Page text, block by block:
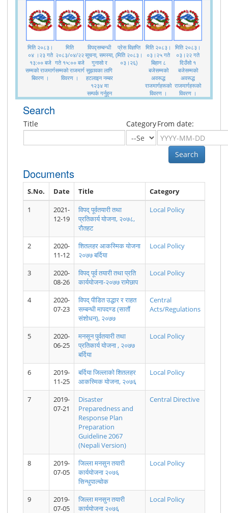
मिति २०८३।
०४ ।२३ गते
१३:०० बजे
सम्मको राजमार्ग
बिवरण ।
मिति
२०८३/०४/२२
गते १५:०० बजे
सम्मको राजमार्ग
विवरण ।
विपद्सम्बन्धी
सूचना, समस्या,
गुनासो र
सुझावका लागि
हटलाइन नम्बर
१२३४ मा
सम्पर्क गर्नुहुन
अनुरोध।
प्रेस विज्ञप्ति
(मिति २०८३।
०३।२६)
मिति २०८३।
०३।२५ गते
बिहान ८
बजेसम्मको
अवरूद्ध
राजमार्गहरूको
विवरण ।
मिति २०८३।
०३।२२ गते
दिउँसो १
बजेसम्मको
अवरूद्ध
राजमार्गहरूको
विवरण ।
प्रतिवेदन -
२०८०
जाजरकोट
केन्द्रविन्दु गरि
गएको भूकम्पको
अद्यावधिक
विवरण - (मिति
२०८०।०८।
०८ गते बिहान
१०:०० बजे
को बैठकबाट
जाजरकोट
भूकम्प
सम्बन्धमा भएको
निर्णयहरु
विज्ञप्ति
०२।३१ गते
२८ गते सम्म
मनसुनजन्य
विपद् बाट
जिल्लाहरुमा
मिति २०८०।
०२।३१ गते
मनसुनजन्य
विपद् बाट
जिल्लाहरुमा
ताप्लेजुङ्ग
जिल्लाको मनसुन,
महामारी, आँधी
आपतकालिन कार्य
कार्यकारी समितिको
१८ औं बैठकका
निर्णयहरु
२०८०।०२।३१
गते देखि २०८०।
०३।०७ गतेसम्म
मनसुनजन्य
विपद्‍बाट
जिल्लाहरुमा भएको
क्षतिको विवरण
मनसुनजन्य विपद्
बाट जिल्लारहरुमा
भएको क्षतिको
विवरण
मनसुनजन्य
जिल्लामा भएको
क्षतिको विवरण
2030
बार्षिक योजना
तथा बजेट तर्जुमा
गर्दा विपद् जोखिम
न्यूनीकरण तथा
व्यवस्थापन
कार्यक्रम र
क्रियाकलापहरु
समावेश गर्ने
सम्बन्धी
मार्गदर्शन, २०७९
मनसुनजन्य
विपद्का घटना
सहितको
प्रतिवेदन २०७९
Reduction
and
Management
Search
Title CategoryFrom date:
Search
Documents
S.No. Date Title
Category
1
2021-
12-19
विपद् पूर्वतयारी तथा
प्रतिकार्य योजना, २०७८,
रौतहट
Local Policy
2
2020-
11-12
शितलहर आकस्मिक योजना
२०७७ बर्दिया
Local Policy
3
2020-
08-26
विपद् पूर्व तयारी तथा प्रति
कार्ययोजना-२०७७ रामेछाप
Local Policy
4
2020-
07-23
विपद् पीडित उद्धार र राहत
सम्बन्धी मापदण्ड (सातौं
संशोधन), २०७७
Central
Acts/Regulations
5
2020-
06-25
मनसून पुर्वतयारी तथा
प्रतिकार्य याेजना , २०७७
बर्दिया
Local Policy
6
2019-
11-25
बर्दिया जिल्लाकाे शितलहर
आकस्मिक योजना, २०७६
Local Policy
7
2019-
07-21
Disaster
Preparedness and
Response Plan
Preparation
Guideline 2067
(Nepali Version)
Central Directive
8
2019-
07-05
जिल्ला मनसुन तयारी
कार्ययोजना २०७६
सिन्धुपाल्चोक
Local Policy
9
2019-
07-05
जिल्ला मनसुन तयारी
कार्ययोजना २०७६
Local Policy